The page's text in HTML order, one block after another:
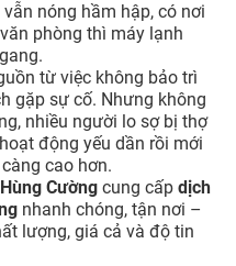
nóng hầm hập, có nơi
phòng thì máy lạnh
từ việc không bảo trì
gặp sự cố. Nhưng không
nhiều người lo sợ bị thợ
động yếu dần rồi mới
cao hơn.
Cường cung cấp dịch
nhanh chóng, tận nơi –
lượng, giá cả và độ tin